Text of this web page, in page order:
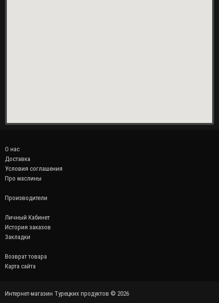
О нас
Доставка
Условия соглашения
Про маслины
Производители
Личный Кабинет
История заказов
Закладки
Возврат товара
Карта сайта
Интернет-магазин Турецких продуктов © 2026